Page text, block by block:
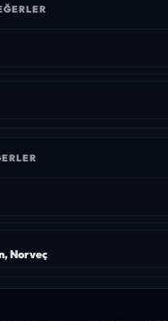
Norveç